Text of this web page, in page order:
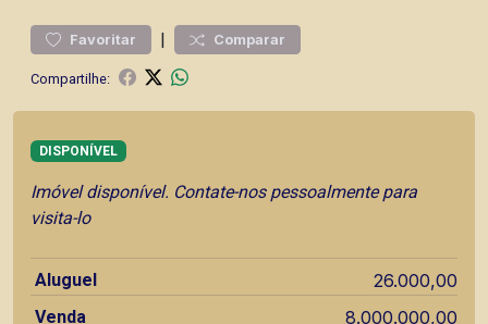
Favoritar | Comparar
Compartilhe:
DISPONÍVEL
Imóvel disponível. Contate-nos pessoalmente para
visita-lo
Aluguel 26.000,00
Venda 8.000.000,00